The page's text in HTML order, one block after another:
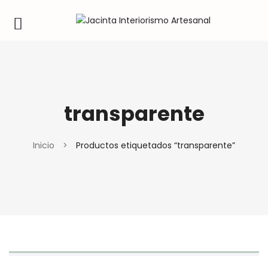
transparente
Inicio > Productos etiquetados “transparente”